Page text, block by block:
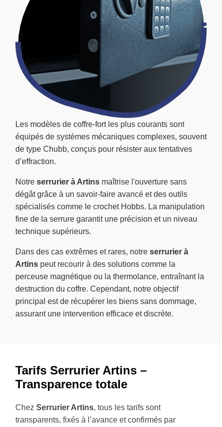
Les modèles de coffre-fort les plus courants sont
équipés de systèmes mécaniques complexes, souvent
de type Chubb, conçus pour résister aux tentatives
d’effraction.
Notre serrurier à Artins maîtrise l'ouverture sans
dégât grâce à un savoir-faire avancé et des outils
spécialisés comme le crochet Hobbs. La manipulation
fine de la serrure garantit une précision et un niveau
technique supérieurs.
Dans des cas extrêmes et rares, notre serrurier à
Artins peut recourir à des solutions comme la
perceuse magnétique ou la thermolance, entraînant la
destruction du coffre. Cependant, notre objectif
principal est de récupérer les biens sans dommage,
assurant une intervention efficace et discrète.
Tarifs Serrurier Artins –
Transparence totale
Chez Serrurier Artins, tous les tarifs sont
transparents, fixés à l’avance et confirmés par